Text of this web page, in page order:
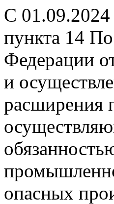
С 01.09.2024
пункта 14
Федерации
и
расширения
опасных